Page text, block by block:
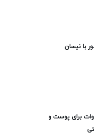
با نیسان
برای پوست و